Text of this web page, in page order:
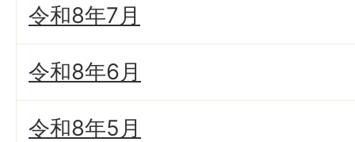
令和8年7月
令和8年6月
令和8年5月